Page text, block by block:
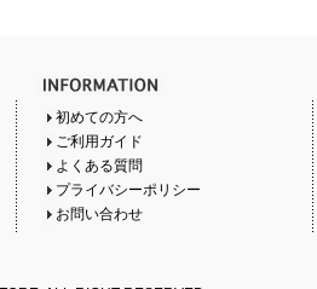
初めての方へ
ご利用ガイド
よくある質問
プライバシーポリシー
お問い合わせ